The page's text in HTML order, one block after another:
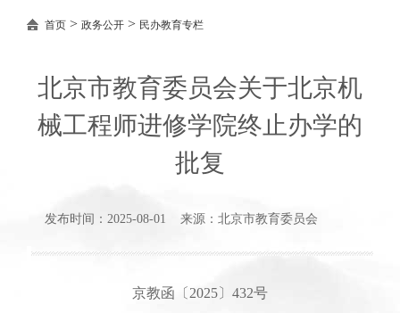
首页 > 政务公开 > 民办教育专栏
北京市教育委员会关于北京机
械工程师进修学院终止办学的
批复
发布时间：2025-08-01 来源：北京市教育委员会
京教函〔2025〕432号